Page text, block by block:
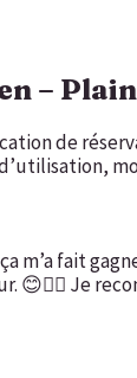
–
de
m’a fait
😊👌🏽 Je